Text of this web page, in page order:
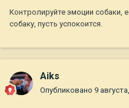
Контролируйте эмоции собаки,
собаку, пусть успокоится.
Aiks
Опубликовано 9